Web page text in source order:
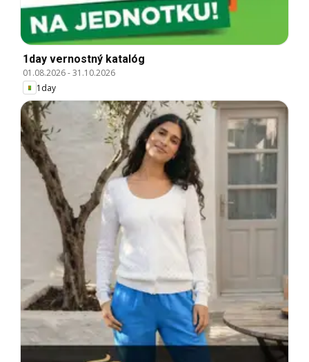
1day vernostný katalóg
01.08.2026-31.10.2026
1day